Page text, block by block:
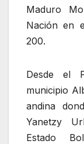
Maduro
Nación en
200.
Desde el
municipio
andina
Yanetzy
Estado